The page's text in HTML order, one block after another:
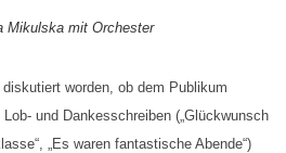
Mikulska mit Orchester
diskutiert worden, ob dem Publikum
Lob- und Dankesschreiben („Glückwunsch
„Es waren fantastische Abende“)